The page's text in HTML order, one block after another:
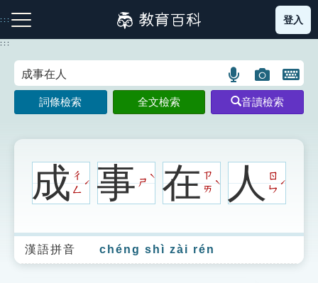
到
主
:::
注音索引圖示 筆畫索引圖示 部首索引表圖示
生字詞彙表
登入
:::
語
言
搜
示
圖
片
搜
示
開
鍵
圖
詞條檢索 全文檢索 音讀檢索
成ㄔ
ㄥ
ˊ 事ㄕ
ˋ 在ㄗ
ㄞ
ˋ 人ㄖ
ㄣ
ˊ
漢語拼音 chéng shì zài rén